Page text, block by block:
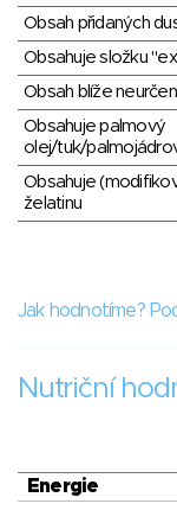
Obsah přidaných
Obsahuje složku
Obsah blíže
Obsahuje palmový
olej/tuk/
Obsahuje
želatinu
Jak hodnotíme?
Nutriční
Energie